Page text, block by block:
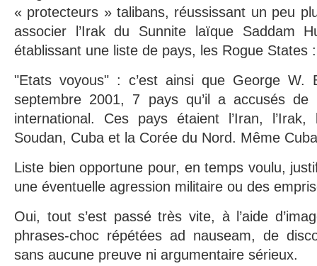
« protecteurs » talibans, réussissant un peu
associer l’Irak du Sunnite laïque Saddam
établissant une liste de pays, les Rogue States :
"Etats voyous" : c’est ainsi que George W.
septembre 2001, 7 pays qu’il a accusés de
international. Ces pays étaient l’Iran,
Soudan, Cuba et la Corée du Nord. Même
Liste bien opportune pour, en temps voulu,
une éventuelle agression militaire ou des
Oui, tout s’est passé très vite, à l’aide
phrases-choc répétées ad nauseam, de
sans aucune preuve ni argumentaire sérieux.